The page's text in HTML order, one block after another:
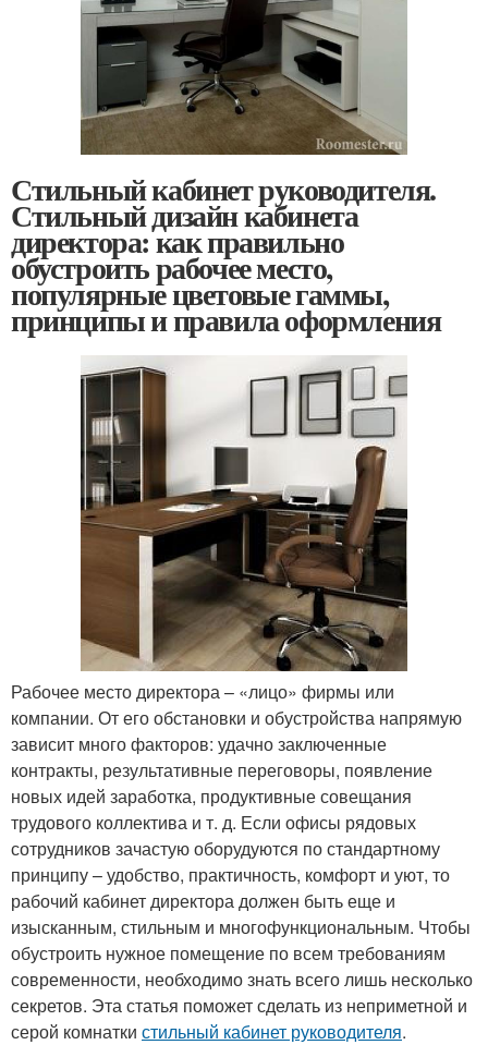
Стильный кабинет руководителя.
Стильный дизайн кабинета
директора: как правильно
обустроить рабочее место,
популярные цветовые гаммы,
принципы и правила оформления
Рабочее место директора – «лицо» фирмы или
компании. От его обстановки и обустройства напрямую
зависит много факторов: удачно заключенные
контракты, результативные переговоры, появление
новых идей заработка, продуктивные совещания
трудового коллектива и т. д. Если офисы рядовых
сотрудников зачастую оборудуются по стандартному
принципу – удобство, практичность, комфорт и уют, то
рабочий кабинет директора должен быть еще и
изысканным, стильным и многофункциональным. Чтобы
обустроить нужное помещение по всем требованиям
современности, необходимо знать всего лишь несколько
секретов. Эта статья поможет сделать из неприметной и
серой комнатки стильный кабинет руководителя.